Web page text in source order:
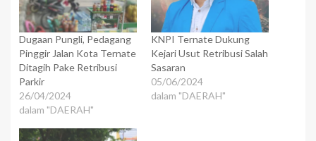
Dugaan Pungli, Pedagang
Pinggir Jalan Kota Ternate
Ditagih Pake Retribusi
Parkir
26/04/2024
dalam "DAERAH"
KNPI Ternate Dukung
Kejari Usut Retribusi Salah
Sasaran
05/06/2024
dalam "DAERAH"